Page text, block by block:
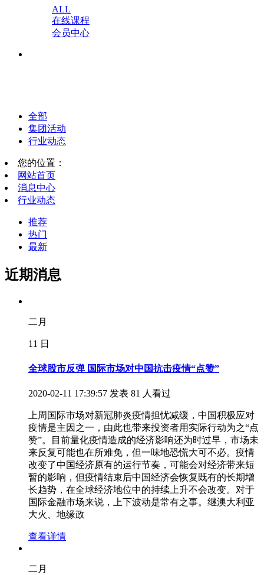
ALL
在线课程
会员中心
全部
集团活动
行业动态
您的位置：
网站首页
消息中心
行业动态
推荐
热门
最新
近期消息
二月
11 日
全球股市反弹 国际市场对中国抗击疫情“点赞”
2020-02-11 17:39:57 发表 81 人看过
上周国际市场对新冠肺炎疫情担忧减缓，中国积极应对
疫情是主因之一，由此也带来投资者用实际行动为之“点
赞”。目前量化疫情造成的经济影响还为时过早，市场未
来反复可能也在所难免，但一味地恐慌大可不必。疫情
改变了中国经济原有的运行节奏，可能会对经济带来短
暂的影响，但疫情结束后中国经济会恢复既有的长期增
长趋势，在全球经济地位中的持续上升不会改变。对于
国际金融市场来说，上下波动是常有之事。继澳大利亚
大火、地缘政
查看详情
二月